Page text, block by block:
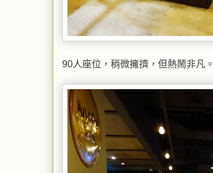
90人座位，稍微擁擠，但熱鬧非凡